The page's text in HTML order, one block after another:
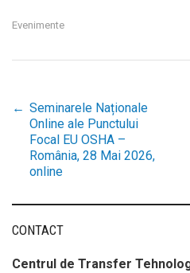
Evenimente
Post
navigation
← Seminarele Naționale
Online ale Punctului
Focal EU OSHA –
România, 28 Mai 2026,
online
CONTACT
Centrul de Transfer